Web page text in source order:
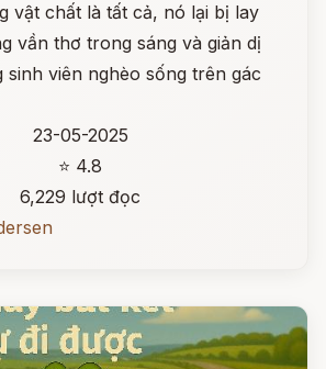
vật chất là tất cả, nó lại bị lay
vần thơ trong sáng và giản dị
sinh viên nghèo sống trên gác
23-05-2025
⭐ 4.8
6,229 lượt đọc